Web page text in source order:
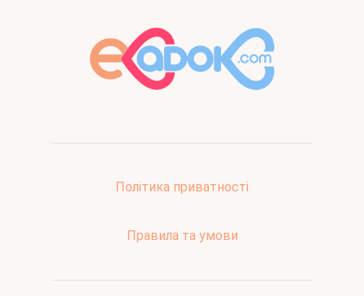
Політика приватності
Правила та умови